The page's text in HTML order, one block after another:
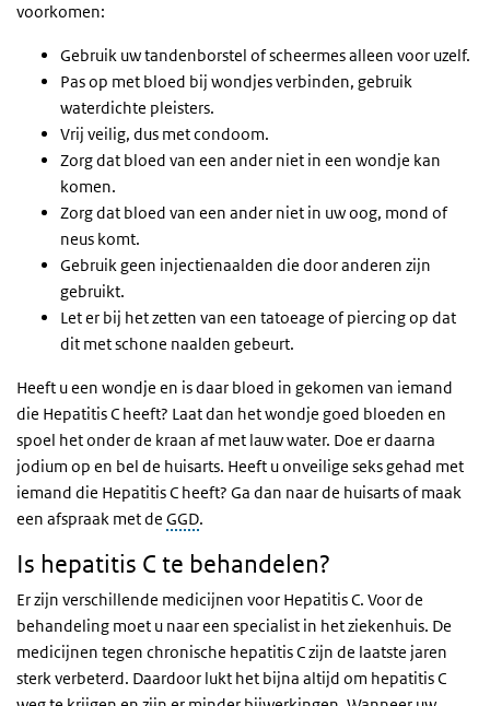
voorkomen:
Gebruik uw tandenborstel of scheermes alleen voor uzelf.
Pas op met bloed bij wondjes verbinden, gebruik
waterdichte pleisters.
Vrij veilig, dus met condoom.
Zorg dat bloed van een ander niet in een wondje kan
komen.
Zorg dat bloed van een ander niet in uw oog, mond of
neus komt.
Gebruik geen injectienaalden die door anderen zijn
gebruikt.
Let er bij het zetten van een tatoeage of piercing op dat
dit met schone naalden gebeurt.
Heeft u een wondje en is daar bloed in gekomen van iemand
die Hepatitis C heeft? Laat dan het wondje goed bloeden en
spoel het onder de kraan af met lauw water. Doe er daarna
jodium op en bel de huisarts. Heeft u onveilige seks gehad met
iemand die Hepatitis C heeft? Ga dan naar de huisarts of maak
een afspraak met de GGD.
Is hepatitis C te behandelen?
Er zijn verschillende medicijnen voor Hepatitis C. Voor de
behandeling moet u naar een specialist in het ziekenhuis. De
medicijnen tegen chronische hepatitis C zijn de laatste jaren
sterk verbeterd. Daardoor lukt het bijna altijd om hepatitis C